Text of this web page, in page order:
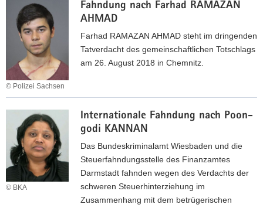
l
k
r
u
n
d
A
R
W
E
G
o
l
e
r
R
A
N
Z
h
P
a
l
o
r
t
M
O
R
h
n
u
g
n
c
h
J
n
Fahndung nach Farhad RAMAZAN
AHMAD
© Polizei Sachsen
Farhad RAMAZAN AHMAD steht im dringenden
Tatverdacht des gemeinschaftlichen Totschlags
am 26. August 2018 in Chemnitz.
h
n
d
n
Internationale Fahndung nach Poon­
go­di KANNAN
© BKA
Das Bundeskriminalamt Wiesbaden und die
Steuerfahndungsstelle des Finanzamtes
Darmstadt fahnden wegen des Verdachts der
schweren Steuerhinterziehung im
Zusammenhang mit dem betrügerischen